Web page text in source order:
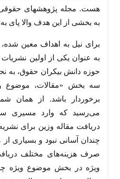
به بخشی از این هدف والا پای
برای نیل به اهداف معین
به عنوان یکی از اولین
حوزه دانش بیکران حقوق، به
سه بخش «مقالات، موضوع
برخوردار باشد. از همان
می‌رسید که وارد مسیری
دریافت مقاله وزین برای
چندان آسانی نبود و بسیاری
صرف هزینه‌های مختلف
ویژه در بخش موضوع ویژه